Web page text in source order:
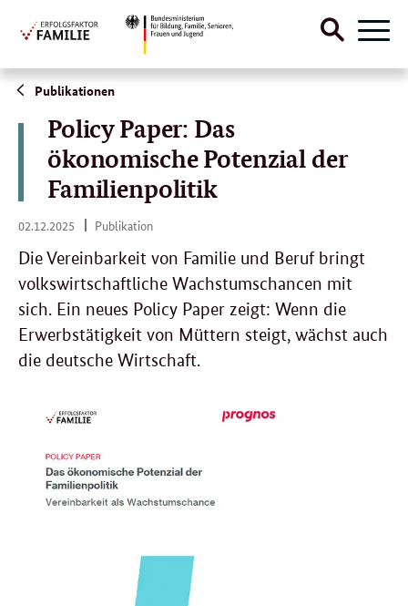
Direktlink:
Suche
Publikationen
Policy Paper: Das
ökonomische Potenzial der
Familienpolitik
02.12.2025 02.
2025
Publikation
Die Vereinbarkeit von Familie und Beruf bringt
volkswirtschaftliche Wachstumschancen mit
sich. Ein neues Policy Paper zeigt: Wenn die
Erwerbstätigkeit von Müttern steigt, wächst auch
die deutsche Wirtschaft.